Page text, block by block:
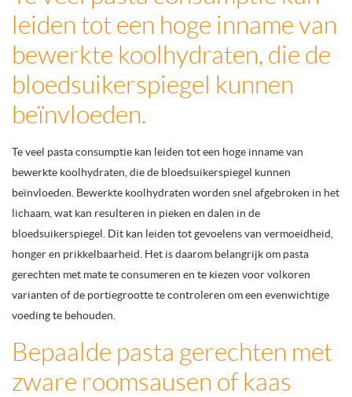
leiden tot een hoge inname van
bewerkte koolhydraten, die de
bloedsuikerspiegel kunnen
beïnvloeden.
Te veel pasta consumptie kan leiden tot een hoge inname van
bewerkte koolhydraten, die de bloedsuikerspiegel kunnen
beïnvloeden. Bewerkte koolhydraten worden snel afgebroken in het
lichaam, wat kan resulteren in pieken en dalen in de
bloedsuikerspiegel. Dit kan leiden tot gevoelens van vermoeidheid,
honger en prikkelbaarheid. Het is daarom belangrijk om pasta
gerechten met mate te consumeren en te kiezen voor volkoren
varianten of de portiegrootte te controleren om een evenwichtige
voeding te behouden.
Bepaalde pasta gerechten met
zware roomsausen of kaas